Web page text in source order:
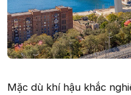
Mặc dù khí hậu khắc